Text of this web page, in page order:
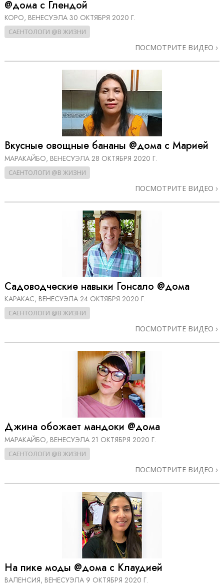
@дома с Глендой
КОРО, ВЕНЕСУЭЛА 30 ОКТЯБРЯ 2020 Г.
САЕНТОЛОГИ @В ЖИЗНИ
ПОСМОТРИТЕ ВИДЕО
Вкусные овощные бананы @дома с Марией
МАРАКАЙБО, ВЕНЕСУЭЛА 28 ОКТЯБРЯ 2020 Г.
САЕНТОЛОГИ @В ЖИЗНИ
ПОСМОТРИТЕ ВИДЕО
Садоводческие навыки Гонсало @дома
КАРАКАС, ВЕНЕСУЭЛА 24 ОКТЯБРЯ 2020 Г.
САЕНТОЛОГИ @В ЖИЗНИ
ПОСМОТРИТЕ ВИДЕО
Джина обожает мандоки @дома
МАРАКАЙБО, ВЕНЕСУЭЛА 21 ОКТЯБРЯ 2020 Г.
САЕНТОЛОГИ @В ЖИЗНИ
ПОСМОТРИТЕ ВИДЕО
На пике моды @дома с Клаудией
ВАЛЕНСИЯ, ВЕНЕСУЭЛА 9 ОКТЯБРЯ 2020 Г.